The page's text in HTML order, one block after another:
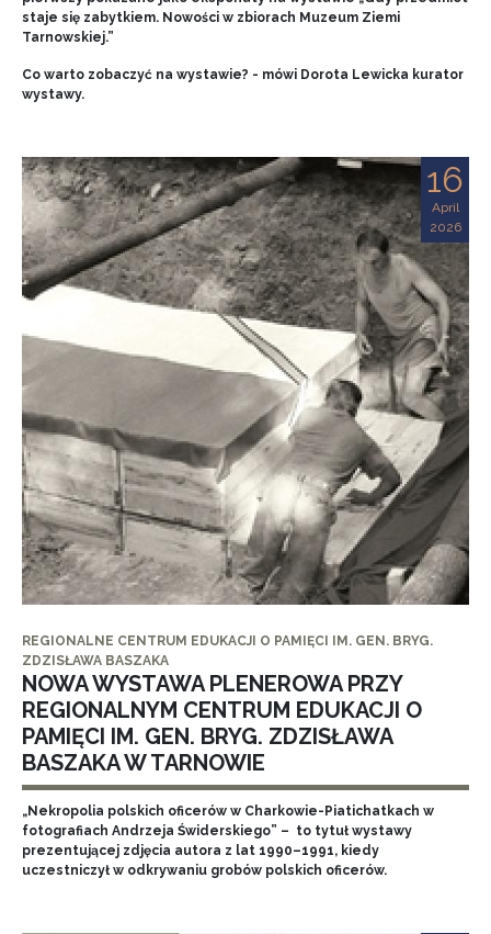
staje się zabytkiem. Nowości w zbiorach Muzeum Ziemi
Tarnowskiej.”
Co warto zobaczyć na wystawie? - mówi Dorota Lewicka kurator
wystawy.
16
April
2026
REGIONALNE CENTRUM EDUKACJI O PAMIĘCI IM. GEN. BRYG.
ZDZISŁAWA BASZAKA
NOWA WYSTAWA PLENEROWA PRZY
REGIONALNYM CENTRUM EDUKACJI O
PAMIĘCI IM. GEN. BRYG. ZDZISŁAWA
BASZAKA W TARNOWIE
„Nekropolia polskich oficerów w Charkowie-Piatichatkach w
fotografiach Andrzeja Świderskiego” – to tytuł wystawy
prezentującej zdjęcia autora z lat 1990–1991, kiedy
uczestniczył w odkrywaniu grobów polskich oficerów.